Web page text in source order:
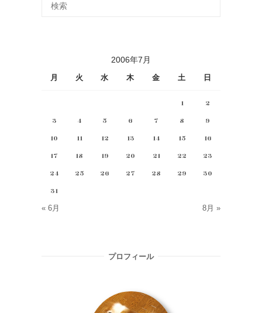
2006年7月
月 火 水 木 金 土 日
1
2
3
4 5 6 7 8
9
10
11 12 13 14 15
16
17
18 19 20 21 22
23
24
25 26 27 28 29
30
31
« 6月 8月 »
プロフィール